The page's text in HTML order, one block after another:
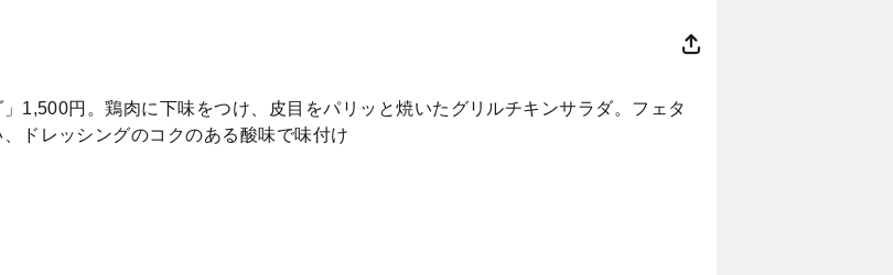
1,500円。鶏肉に下味をつけ、皮目をパリッと焼いたグリルチキンサラダ。フェタ
ドレッシングのコクのある酸味で味付け